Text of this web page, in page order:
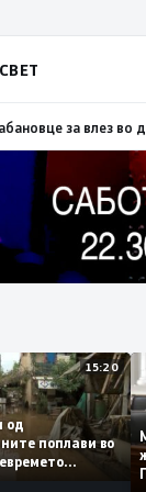
СВЕТ
Вевчани“20:23
15:20
од
поплави во
невремето